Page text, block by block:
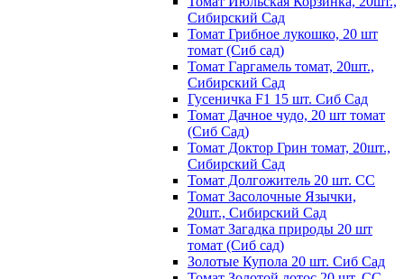
Сибирский Сад
Томат Грибное лукошко, 20 шт
томат (Сиб сад)
Томат Гаргамель томат, 20шт.,
Сибирский Сад
Гусеничка F1 15 шт. Сиб Сад
Томат Дачное чудо, 20 шт томат
(Сиб Сад)
Томат Доктор Грин томат, 20шт.,
Сибирский Сад
Томат Долгожитель 20 шт. СС
Томат Засолочные Язычки,
20шт., Сибирский Сад
Томат Загадка природы 20 шт
томат (Сиб сад)
Золотые Купола 20 шт. Сиб Сад